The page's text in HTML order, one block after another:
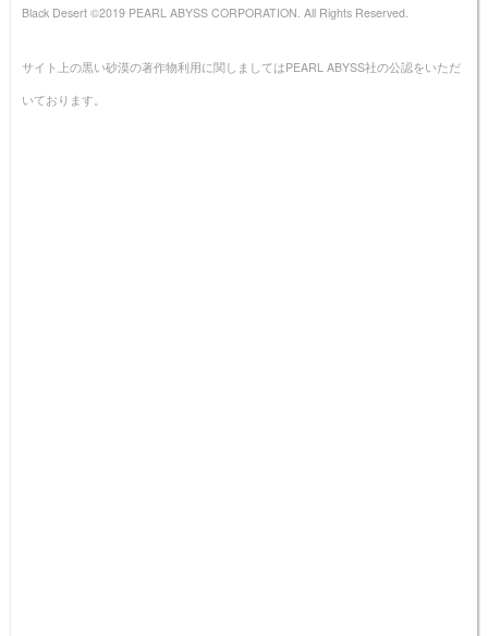
Black Desert ©2019 PEARL ABYSS CORPORATION. All Rights Reserved.
サイト上の黒い砂漠の著作物利用に関しましてはPEARL ABYSS社の公認をいただ
いております。